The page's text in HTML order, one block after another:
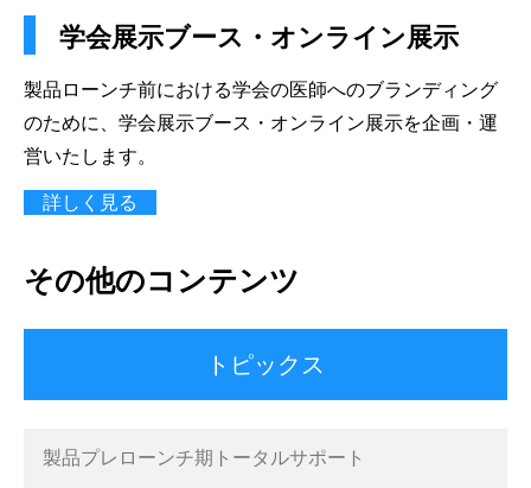
学会展示ブース・オンライン展示
製品ローンチ前における学会の医師へのブランディング
のために、学会展示ブース・オンライン展示を企画・運
営いたします。
詳しく見る
その他のコンテンツ
トピックス
製品プレローンチ期トータルサポート